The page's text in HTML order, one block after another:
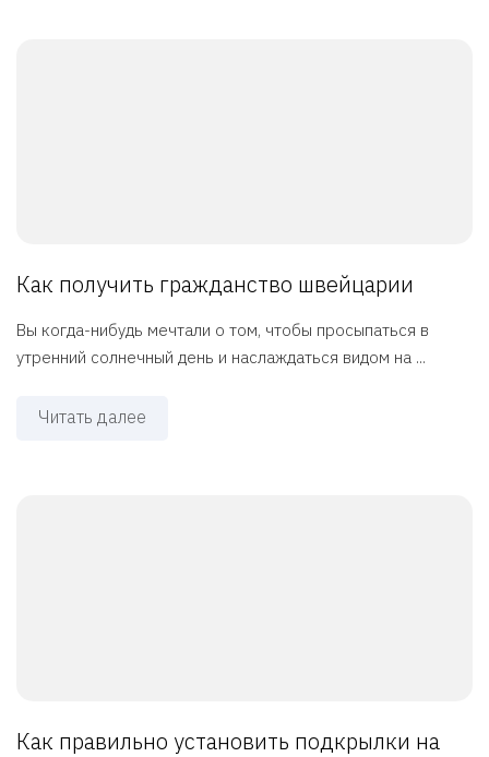
Как получить гражданство швейцарии
Вы когда-нибудь мечтали о том, чтобы просыпаться в
утренний солнечный день и наслаждаться видом на ...
Читать далее
Как правильно установить подкрылки на